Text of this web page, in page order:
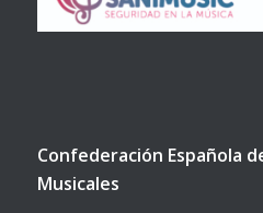
Confederación Española
Musicales